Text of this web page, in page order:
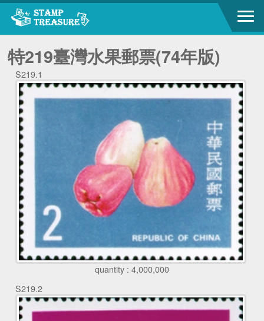
特219臺灣水果郵票(74年版)
S219.1
quantity : 4,000,000
S219.2